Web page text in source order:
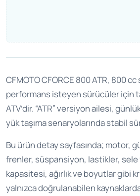
CFMOTO CFORCE 800 ATR, 800 cc
performans isteyen sürücüler için
ATV’dir. “ATR” versiyon ailesi,
yük taşıma senaryolarında stabil
Bu ürün detay sayfasında; motor,
frenler, süspansiyon, lastikler, sele
kapasitesi, ağırlık ve boyutlar gibi
yalnızca doğrulanabilen